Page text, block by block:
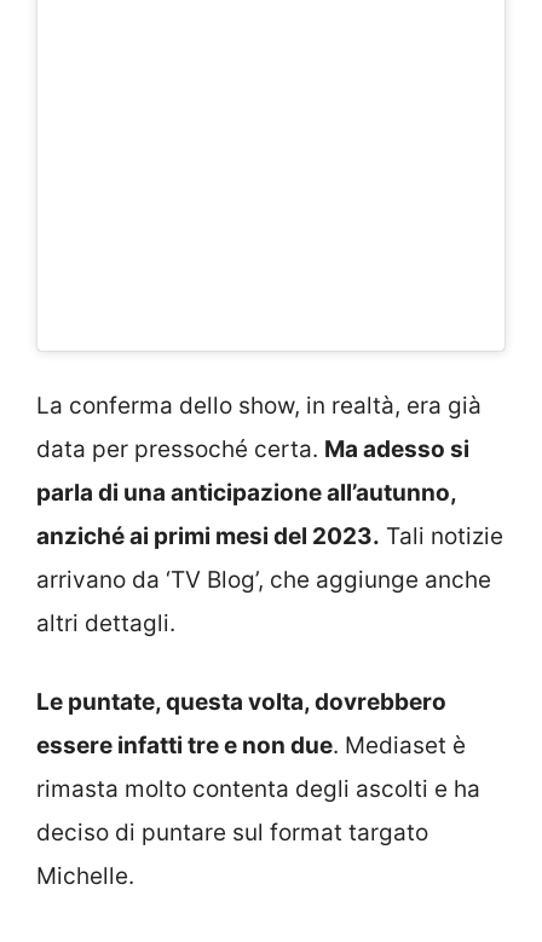
La conferma dello show, in realtà, era già
data per pressoché certa. Ma adesso si
parla di una anticipazione all’autunno,
anziché ai primi mesi del 2023. Tali notizie
arrivano da ‘TV Blog’, che aggiunge anche
altri dettagli.
Le puntate, questa volta, dovrebbero
essere infatti tre e non due. Mediaset è
rimasta molto contenta degli ascolti e ha
deciso di puntare sul format targato
Michelle.